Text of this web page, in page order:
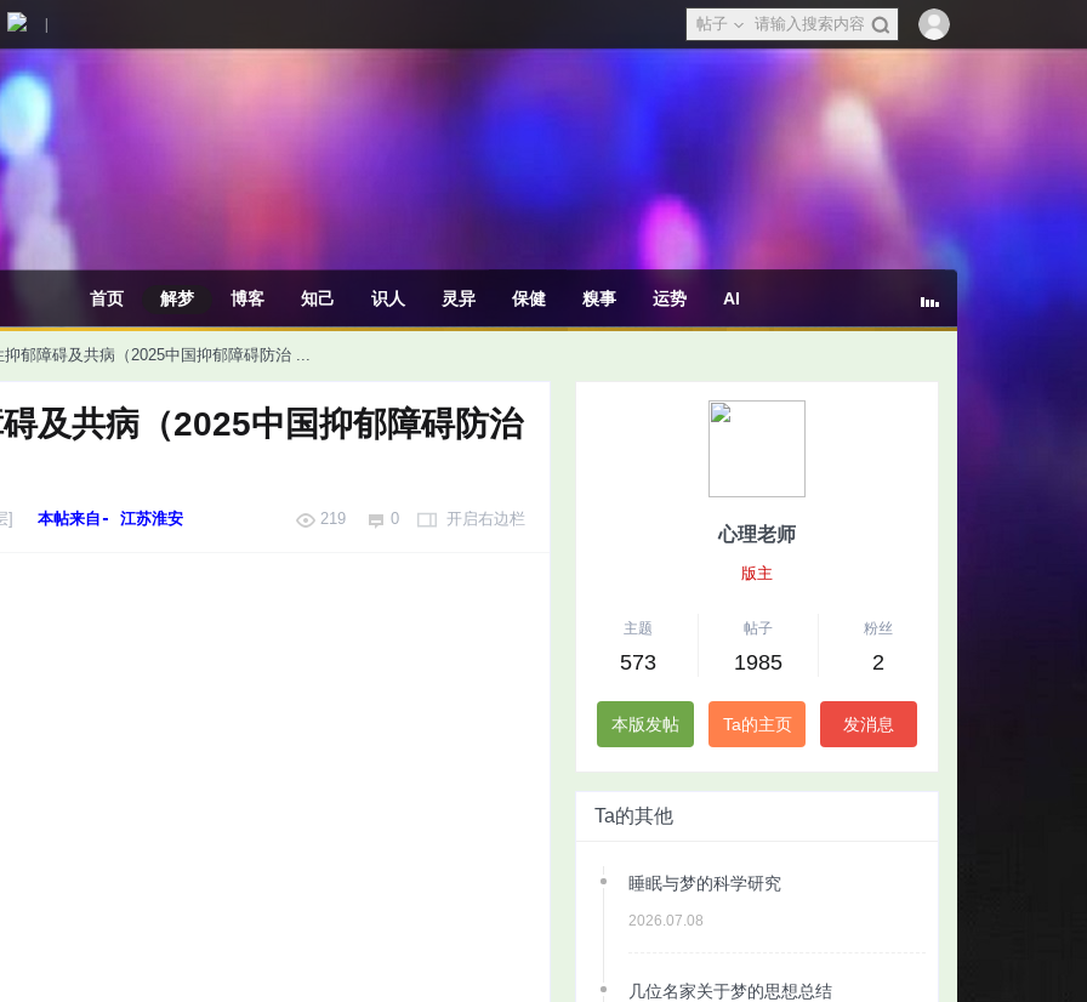
帖子
首页 解梦 博客 知己 识人 灵异 保健 糗事 运势 AI
郁障碍及共病（2025中国抑郁障碍防治 ...
心理老师
版主
主题
573
帖子
1985
粉丝
2
本版发帖 Ta的主页 发消息
Ta的其他
睡眠与梦的科学研究
2026.07.08
几位名家关于梦的思想总结
及共病（2025中国抑郁障碍防治
] 本帖来自- 江苏淮安 开启右边栏
219 0